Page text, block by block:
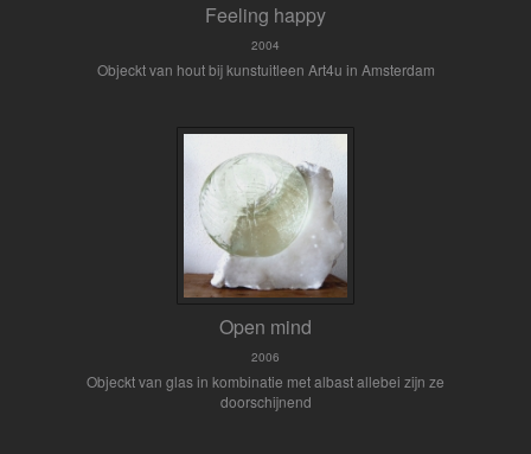
Feeling happy
2004
Objeckt van hout bij kunstuitleen Art4u in Amsterdam
Open mind
2006
Objeckt van glas in kombinatie met albast allebei zijn ze
doorschijnend